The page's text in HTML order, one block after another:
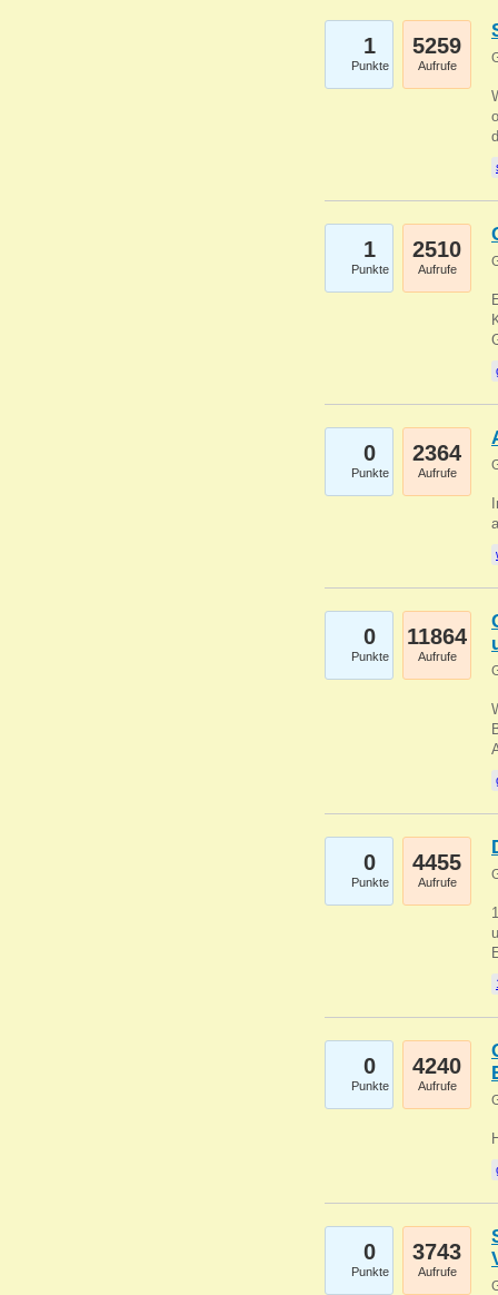
1
Punkte
5259
Aufrufe
1
Punkte
2510
Aufrufe
0
Punkte
2364
Aufrufe
0
Punkte
11864
Aufrufe
0
Punkte
4455
Aufrufe
0
Punkte
4240
Aufrufe
0
Punkte
3743
Aufrufe